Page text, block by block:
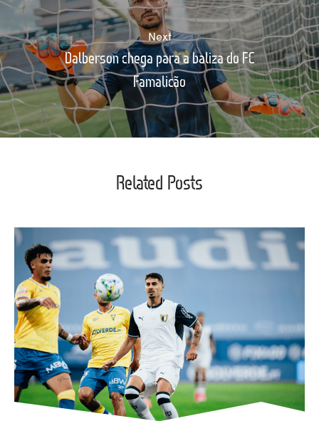
Next
Dalberson chega para a baliza do FC
Famalicão
Related Posts